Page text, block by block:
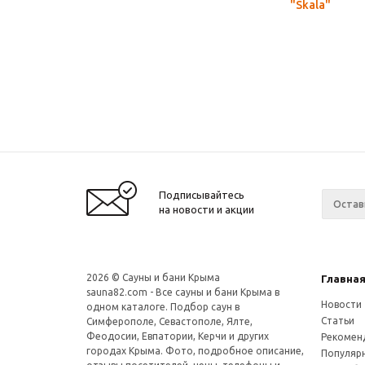
"Skala"
Подписывайтесь
на новости и акции
2026 © Сауны и бани Крыма
sauna82.com - Все сауны и бани Крыма в
одном каталоге. Подбор саун в
Симферополе, Севастополе, Ялте,
Феодосии, Евпатории, Керчи и других
городах Крыма. Фото, подробное описание,
Главная
Новости
Статьи